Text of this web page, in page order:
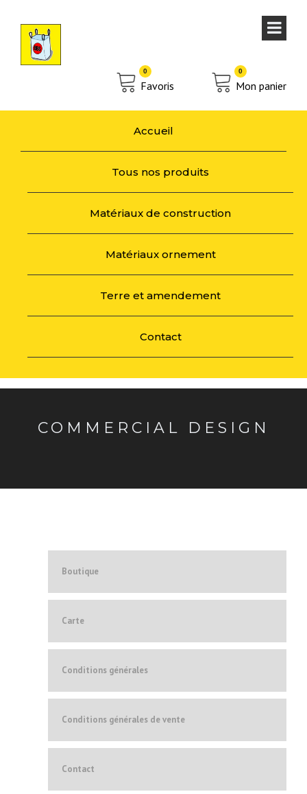
Favoris
0
Mon panier
0
Accueil
Tous nos produits
Matériaux de construction
Matériaux ornement
Terre et amendement
Contact
COMMERCIAL DESIGN
Boutique
Carte
Conditions générales
Conditions générales de vente
Contact